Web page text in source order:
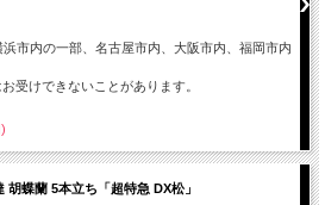
市内の一部、名古屋市内、大阪市内、福岡市内
受けできないことがあります。
胡蝶蘭 5本立ち「超特急 DX松」